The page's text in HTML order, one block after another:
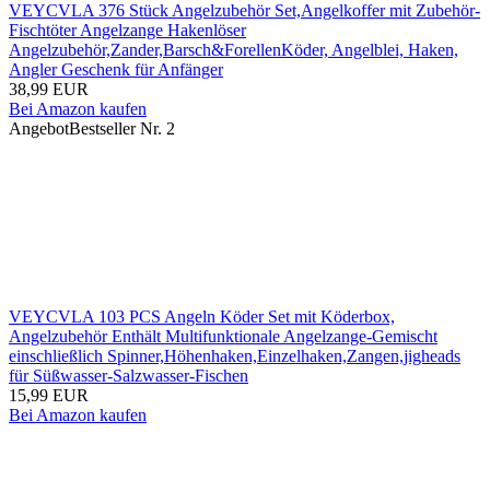
VEYCVLA 376 Stück Angelzubehör Set,Angelkoffer mit Zubehör-
Fischtöter Angelzange Hakenlöser
Angelzubehör,Zander,Barsch&ForellenKöder, Angelblei, Haken,
Angler Geschenk für Anfänger
38,99 EUR
Bei Amazon kaufen
AngebotBestseller Nr. 2
VEYCVLA 103 PCS Angeln Köder Set mit Köderbox,
Angelzubehör Enthält Multifunktionale Angelzange-Gemischt
einschließlich Spinner,Höhenhaken,Einzelhaken,Zangen,jigheads
für Süßwasser-Salzwasser-Fischen
15,99 EUR
Bei Amazon kaufen